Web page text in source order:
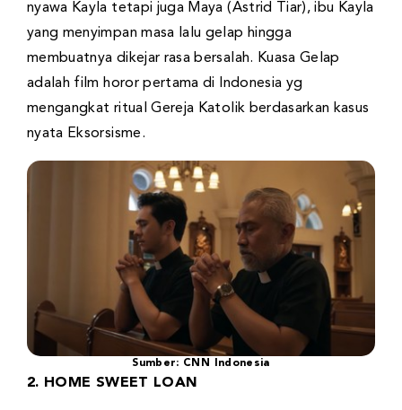
nyawa Kayla tetapi juga Maya (Astrid Tiar), ibu Kayla
yang menyimpan masa lalu gelap hingga
membuatnya dikejar rasa bersalah. Kuasa Gelap
adalah film horor pertama di Indonesia yg
mengangkat ritual Gereja Katolik berdasarkan kasus
nyata Eksorsisme.
Sumber: CNN Indonesia
2. HOME SWEET LOAN